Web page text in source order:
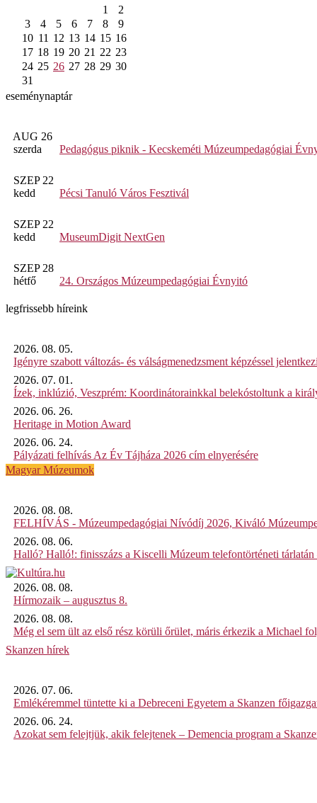
1
2
3
4 5 6 7 8
9
10 11 12 13 14 15 16
17 18 19 20 21 22 23
24 25 26 27 28 29 30
31
eseménynaptár
AUG 26
szerda
Pedagógus piknik - Kecskeméti Múzeumpedagógiai
SZEP 22
kedd
Pécsi Tanuló Város Fesztivál
SZEP 22
kedd
MuseumDigit NextGen
SZEP 28
hétfő
24. Országos Múzeumpedagógiai Évnyitó
legfrissebb híreink
2026. 08. 05.
Igényre szabott változás- és válságmenedzsment képzéssel
2026. 07. 01.
Ízek, inklúzió, Veszprém: Koordinátorainkkal belekóstoltunk a
2026. 06. 26.
Heritage in Motion Award
2026. 06. 24.
Pályázati felhívás Az Év Tájháza 2026 cím elnyerésére
Magyar Múzeumok
2026. 08. 08.
FELHÍVÁS - Múzeumpedagógiai Nívódíj 2026, Kiváló
2026. 08. 06.
Halló? Halló!: finisszázs a Kiscelli Múzeum telefontörténeti tárlatán
2026. 08. 08.
Hírmozaik – augusztus 8.
2026. 08. 08.
Még el sem ült az első rész körüli őrület, máris érkezik a Michael
Skanzen hírek
2026. 07. 06.
Emlékéremmel tüntette ki a Debreceni Egyetem a Skanzen
2026. 06. 24.
Azokat sem felejtjük, akik felejtenek – Demencia program a